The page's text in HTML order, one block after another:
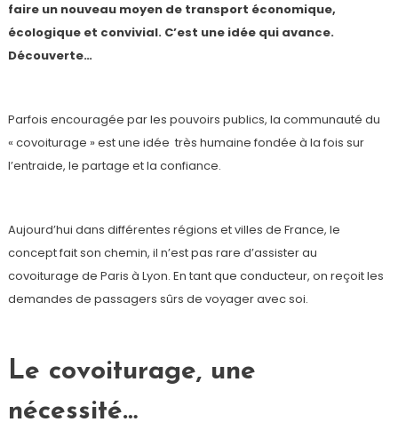
faire un nouveau moyen de transport économique,
écologique et convivial. C’est une idée qui avance.
Découverte…
Parfois encouragée par les pouvoirs publics, la communauté du
« covoiturage » est une idée très humaine fondée à la fois sur
l’entraide, le partage et la confiance.
Aujourd’hui dans différentes régions et villes de France, le
concept fait son chemin, il n’est pas rare d’assister au
covoiturage de Paris à Lyon. En tant que conducteur, on reçoit les
demandes de passagers sûrs de voyager avec soi.
Le covoiturage, une
nécessité…